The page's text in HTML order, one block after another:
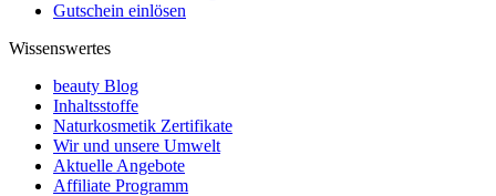
Gutschein einlösen
Wissenswertes
beauty Blog
Inhaltsstoffe
Naturkosmetik Zertifikate
Wir und unsere Umwelt
Aktuelle Angebote
Affiliate Programm